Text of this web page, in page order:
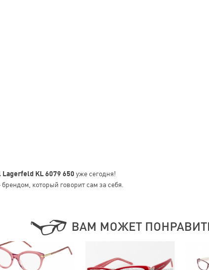
Lagerfeld KL 6079 650 уже сегодня!
брендом, который говорит сам за себя.
ВАМ МОЖЕТ